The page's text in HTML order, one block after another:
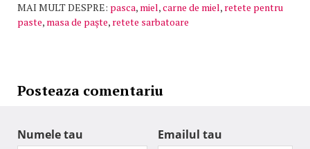
MAI MULT DESPRE: pasca, miel,carne de miel, retete pentru
paste, masa de paşte, retete sarbatoare
Posteaza comentariu
Numele tau Emailul tau